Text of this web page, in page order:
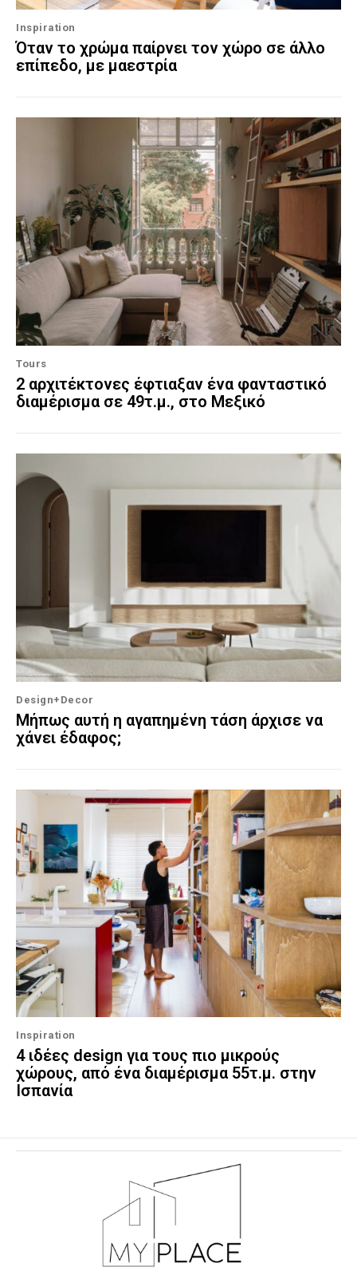
Inspiration
Όταν το χρώμα παίρνει τον χώρο σε άλλο
επίπεδο, με μαεστρία
Tours
2 αρχιτέκτονες έφτιαξαν ένα φανταστικό
διαμέρισμα σε 49τ.μ., στο Μεξικό
Design+Decor
Μήπως αυτή η αγαπημένη τάση άρχισε να
χάνει έδαφος;
Inspiration
4 ιδέες design για τους πιο μικρούς
χώρους, από ένα διαμέρισμα 55τ.μ. στην
Ισπανία